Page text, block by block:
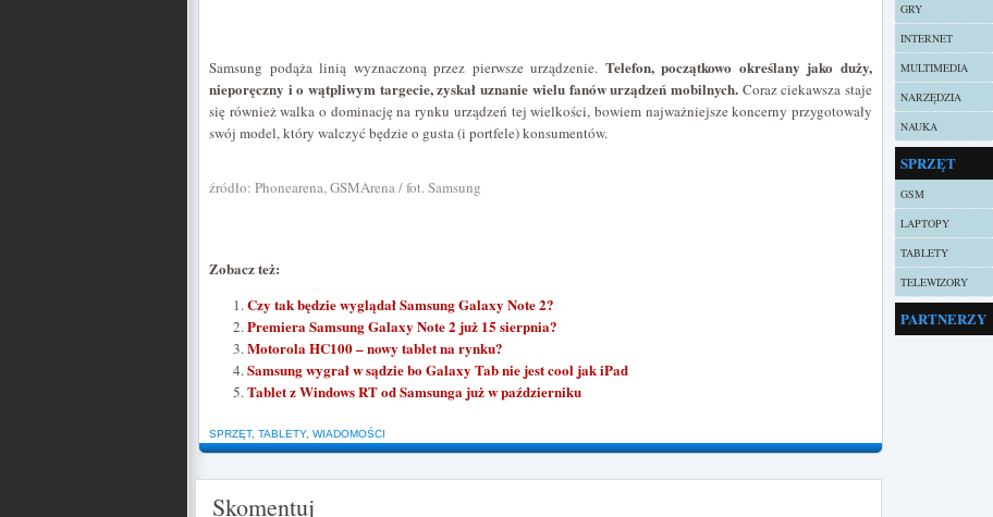
Samsung podąża linią wyznaczoną przez pierwsze urządzenie. Telefon, początkowo określany jako duży,
nieporęczny i o wątpliwym targecie, zyskał uznanie wielu fanów urządzeń mobilnych.Coraz ciekawsza staje
się również walka o dominację na rynku urządzeń tej wielkości, bowiem najważniejsze koncerny przygotowały
swój model, który walczyć będzie o gusta (i portfele) konsumentów.
źródło: Phonearena, GSMArena / fot. Samsung
Zobacz też:
Czy tak będzie wyglądał Samsung Galaxy Note 2?
Premiera Samsung Galaxy Note 2 już 15 sierpnia?
Motorola HC100 – nowy tablet na rynku?
Samsung wygrał w sądzie bo Galaxy Tab nie jest cool jak iPad
Tablet z Windows RT od Samsunga już w październiku
SPRZĘT, TABLETY, WIADOMOŚCI
Skomentuj
GRY
INTERNET
MULTIMEDIA
NARZĘDZIA
NAUKA
SPRZĘT
GSM
LAPTOPY
TABLETY
TELEWIZORY
PARTNERZY